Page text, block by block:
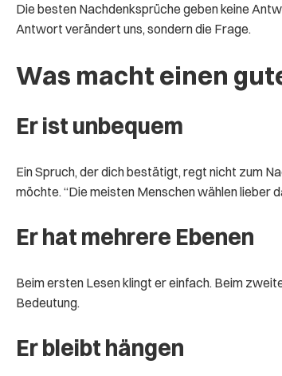
Die besten Nachdenksprüche geben keine
Antwort verändert uns, sondern die Frage.
Was macht einen
Er ist unbequem
Ein Spruch, der dich bestätigt, regt nicht zum
möchte. “Die meisten Menschen wählen lieber
Er hat mehrere Ebenen
Beim ersten Lesen klingt er einfach. Beim
Bedeutung.
Er bleibt hängen